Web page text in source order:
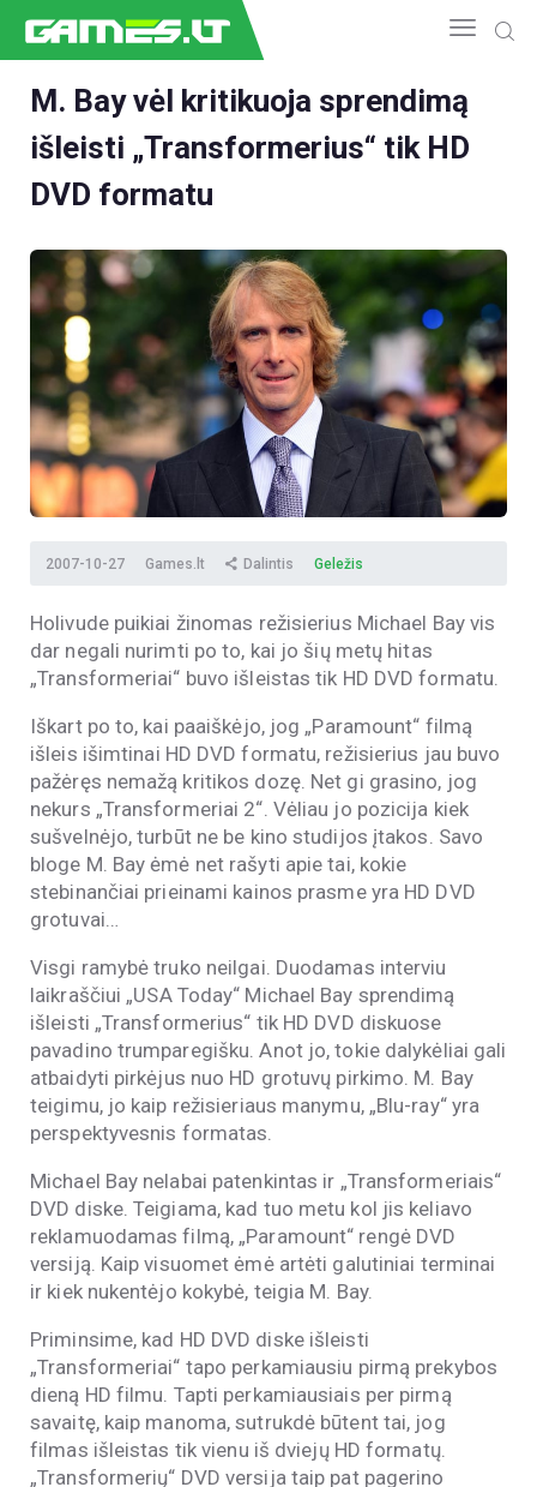
NAUJIENOS
GAMEDEV
GELEŽIS
VIDEO
APŽVALGOS
ŽAIDIMAI
M. Bay vėl kritikuoja sprendimą
išleisti „Transformerius“ tik HD
DVD formatu
2007-10-27 Games.lt Dalintis Geležis
Holivude puikiai žinomas režisierius Michael Bay vis
dar negali nurimti po to, kai jo šių metų hitas
„Transformeriai“ buvo išleistas tik HD DVD formatu.
Iškart po to, kai paaiškėjo, jog „Paramount“ filmą
išleis išimtinai HD DVD formatu, režisierius jau buvo
pažėręs nemažą kritikos dozę. Net gi grasino, jog
nekurs „Transformeriai 2“. Vėliau jo pozicija kiek
sušvelnėjo, turbūt ne be kino studijos įtakos. Savo
bloge M. Bay ėmė net rašyti apie tai, kokie
stebinančiai prieinami kainos prasme yra HD DVD
grotuvai…
Visgi ramybė truko neilgai. Duodamas interviu
laikraščiui „USA Today“ Michael Bay sprendimą
išleisti „Transformerius“ tik HD DVD diskuose
pavadino trumparegišku. Anot jo, tokie dalykėliai gali
atbaidyti pirkėjus nuo HD grotuvų pirkimo. M. Bay
teigimu, jo kaip režisieriaus manymu, „Blu-ray“ yra
perspektyvesnis formatas.
Michael Bay nelabai patenkintas ir „Transformeriais“
DVD diske. Teigiama, kad tuo metu kol jis keliavo
reklamuodamas filmą, „Paramount“ rengė DVD
versiją. Kaip visuomet ėmė artėti galutiniai terminai
ir kiek nukentėjo kokybė, teigia M. Bay.
Priminsime, kad HD DVD diske išleisti
„Transformeriai“ tapo perkamiausiu pirmą prekybos
dieną HD filmu. Tapti perkamiausiais per pirmą
savaitę, kaip manoma, sutrukdė būtent tai, jog
filmas išleistas tik vienu iš dviejų HD formatų.
„Transformerių“ DVD versija taip pat pagerino